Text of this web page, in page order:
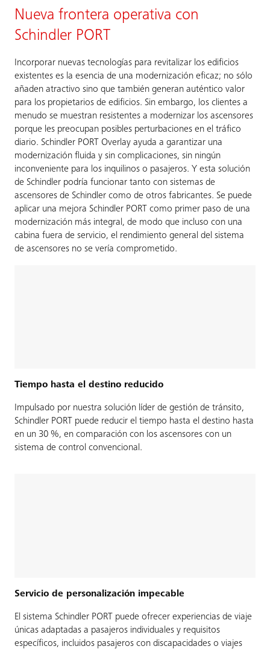
Nueva frontera operativa con
Schindler PORT
Incorporar nuevas tecnologías para revitalizar los edificios
existentes es la esencia de una modernización eficaz; no sólo
añaden atractivo sino que también generan auténtico valor
para los propietarios de edificios. Sin embargo, los clientes a
menudo se muestran resistentes a modernizar los ascensores
porque les preocupan posibles perturbaciones en el tráfico
diario. Schindler PORT Overlay ayuda a garantizar una
modernización fluida y sin complicaciones, sin ningún
inconveniente para los inquilinos o pasajeros. Y esta solución
de Schindler podría funcionar tanto con sistemas de
ascensores de Schindler como de otros fabricantes. Se puede
aplicar una mejora Schindler PORT como primer paso de una
modernización más integral, de modo que incluso con una
cabina fuera de servicio, el rendimiento general del sistema
de ascensores no se vería comprometido.
Tiempo hasta el destino reducido
Impulsado por nuestra solución líder de gestión de tránsito,
Schindler PORT puede reducir el tiempo hasta el destino hasta
en un 30 %, en comparación con los ascensores con un
sistema de control convencional.
Servicio de personalización impecable
El sistema Schindler PORT puede ofrecer experiencias de viaje
únicas adaptadas a pasajeros individuales y requisitos
específicos, incluidos pasajeros con discapacidades o viajes